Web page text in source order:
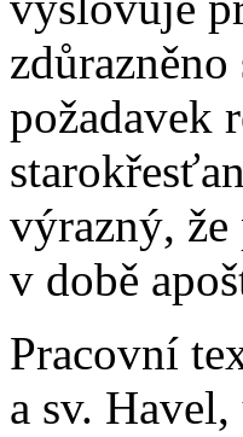
požadavek
výrazný, že
v době
Pracovní
a sv.